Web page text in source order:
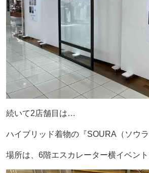
続いて2店舗目は…
ハイブリッド着物の『SOURA（ソウラ
場所は、6階エスカレーター横イベント